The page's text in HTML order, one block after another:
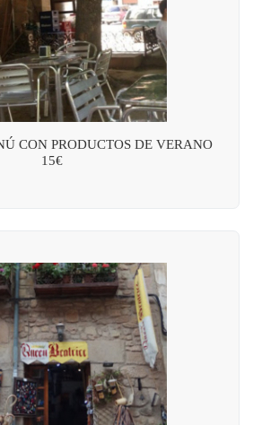
CON PRODUCTOS DE VERANO
15€